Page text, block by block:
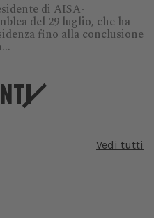
di AISA-
del 29 luglio, che ha
fino alla conclusione
Vedi tutti